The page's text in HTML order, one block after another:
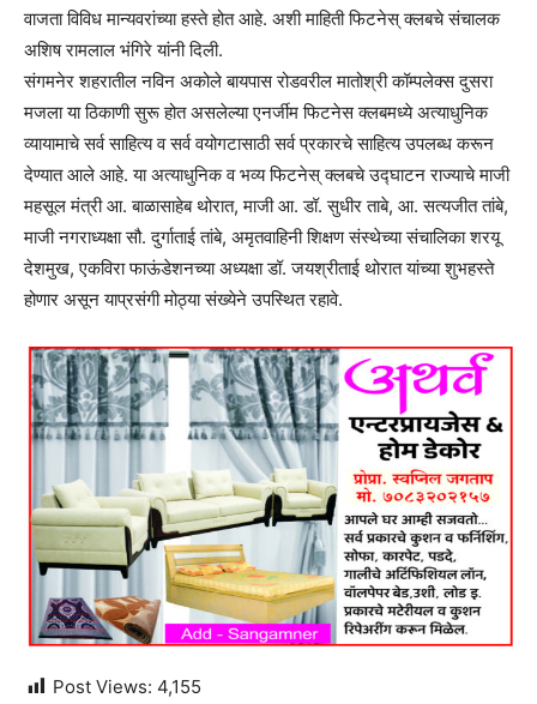
वाजता विविध मान्यवरांच्या हस्ते होत आहे. अशी माहिती फिटनेस् क्लबचे संचालक
अशिष रामलाल भंगिरे यांनी दिली.
संगमनेर शहरातील नविन अकोले बायपास रोडवरील मातोश्री कॉम्पलेक्स दुसरा
मजला या ठिकाणी सुरू होत असलेल्या एनर्जीम फिटनेस क्लबमध्ये अत्याधुनिक
व्यायामाचे सर्व साहित्य व सर्व वयोगटासाठी सर्व प्रकारचे साहित्य उपलब्ध करून
देण्यात आले आहे. या अत्याधुनिक व भव्य फिटनेस् क्लबचे उद्घाटन राज्याचे माजी
महसूल मंत्री आ. बाळासाहेब थोरात, माजी आ. डॉ. सुधीर ताबे, आ. सत्यजीत तांबे,
माजी नगराध्यक्षा सौ. दुर्गाताई तांबे, अमृतवाहिनी शिक्षण संस्थेच्या संचालिका शरयू
देशमुख, एकविरा फाऊंडेशनच्या अध्यक्षा डॉ. जयश्रीताई थोरात यांच्या शुभहस्ते
होणार असून याप्रसंगी मोठ्या संख्येने उपस्थित रहावे.
Post Views: 4,155